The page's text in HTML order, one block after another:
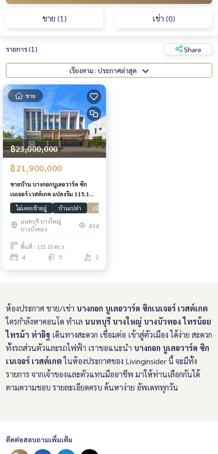
ขาย (1) เช่า (0)
รายการ (1) Share
เรียงตาม : ประกาศล่าสุด
ขาย
฿23,000,000
฿21,900,000
ขายบ้าน บางกอกบูเลอวาร์ด ซิก
เนเจอร์ เวสต์เกต แปลงริม 115.1
ตรว. 439 ตรม. เจ้าของไม่เคยอยู่
ไม่เคยเข้าอยู่ บ้านเปล่า เน้นพื้นที่ใช้สอย
นนทบุรี บางใหญ่
บางบัวทอง
434
พื้นที่ : 115.10 ตร.ว.
4 5 2
ห้องประกาศ ขาย/เช่า บางกอก บูเลอวาร์ด ซิกเนเจอร์ เวสต์เกต
ใครกำลังหาคอนโด ทำเล นนทบุรี บางใหญ่ บางบัวทอง ไทรน้อย
ไทรม้า ท่าอิฐ เดินทางสะดวก เชื่อมต่อ เข้าสู่ตัวเมือง ได้ง่าย สะดวก
ทั้งรถส่วนตัวและรถไฟฟ้า เราขอแนะนำ บางกอก บูเลอวาร์ด ซิก
เนเจอร์ เวสต์เกตในห้องประกาศของ Livinginsider นี้ จะมีทั้ง
รายการ จากเจ้าของและตัวแทนมืออาชีพ มาให้ท่านเลือกกันได้
ตามความชอบ รายละเอียดครบ ค้นหาง่าย อัพเดททุกวัน
ติดต่อสอบถามเพิ่มเติม